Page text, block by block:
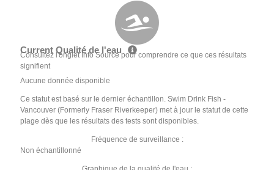
Current Qualité de l'eau
Consultez l'onglet Info Source pour comprendre ce que ces résultats
signifient
Aucune donnée disponible
Ce statut est basé sur le dernier échantillon. Swim Drink Fish -
Vancouver (Formerly Fraser Riverkeeper) met à jour le statut de cette
plage dès que les résultats des tests sont disponibles.
Fréquence de surveillance :
Non échantillonné